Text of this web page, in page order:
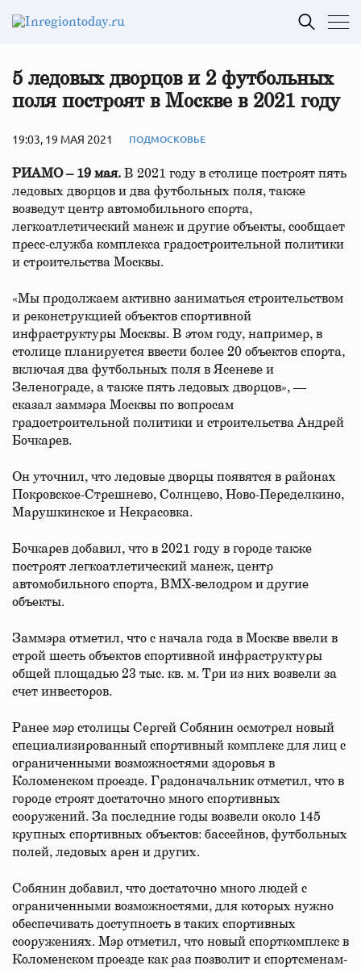
5 ледовых дворцов и 2 футбольных
поля построят в Москве в 2021 году
19:03, 19 МАЯ 2021 ПОДМОСКОВЬЕ
РИАМО – 19 мая. В 2021 году в столице построят пять
ледовых дворцов и два футбольных поля, также
возведут центр автомобильного спорта,
легкоатлетический манеж и другие объекты, сообщает
пресс-служба комплекса градостроительной политики
и строительства Москвы.
«Мы продолжаем активно заниматься строительством
и реконструкцией объектов спортивной
инфраструктуры Москвы. В этом году, например, в
столице планируется ввести более 20 объектов спорта,
включая два футбольных поля в Ясеневе и
Зеленограде, а также пять ледовых дворцов», —
сказал заммэра Москвы по вопросам
градостроительной политики и строительства Андрей
Бочкарев.
Он уточнил, что ледовые дворцы появятся в районах
Покровское-Стрешнево, Солнцево, Ново-Переделкино,
Марушкинское и Некрасовка.
Бочкарев добавил, что в 2021 году в городе также
построят легкоатлетический манеж, центр
автомобильного спорта, ВМХ-велодром и другие
объекты.
Заммэра отметил, что с начала года в Москве ввели в
строй шесть объектов спортивной инфраструктуры
общей площадью 23 тыс. кв. м. Три из них возвели за
счет инвесторов.
Ранее мэр столицы Сергей Собянин осмотрел новый
специализированный спортивный комплекс для лиц с
ограниченными возможностями здоровья в
Коломенском проезде. Градоначальник отметил, что в
городе строят достаточно много спортивных
сооружений. За последние годы возвели около 145
крупных спортивных объектов: бассейнов, футбольных
полей, ледовых арен и других.
Собянин добавил, что достаточно много людей с
ограниченными возможностями, для которых нужно
обеспечивать доступность в таких спортивных
сооружениях. Мэр отметил, что новый спорткомплекс в
Коломенском проезде как раз позволит и спортсменам-